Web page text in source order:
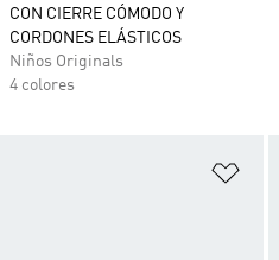
CON CIERRE CÓMODO Y
CORDONES ELÁSTICOS
Niños Originals
4 colores